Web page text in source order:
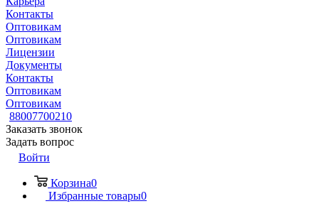
Контакты
Оптовикам
Оптовикам
Лицензии
Документы
Контакты
Оптовикам
Оптовикам
88007700210
Заказать звонок
Задать вопрос
Войти
Корзина0
Избранные товары0